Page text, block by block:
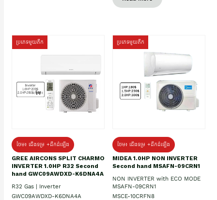
ប្រភេទមួយតឹក
ថែម៖ ជើងទម្រ +ដឹកដំឡើង
GREE AIRCONS SPLIT CHARMO
INVERTER 1.0HP R32 Second
hand GWC09AWDXD-K6DNA4A
R32 Gas | Inverter
GWC09AWDXD-K6DNA4A
ប្រភេទមួយតឹក
ថែម៖ ជើងទម្រ +ដឹកដំឡើង
MIDEA 1.0HP NON INVERTER
Second hand MSAFN-09CRN1
NON INVERTER with ECO MODE
MSAFN-09CRN1
MSCE-10CRFN8